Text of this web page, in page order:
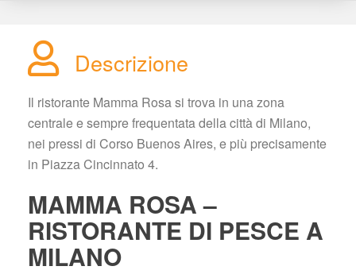
Descrizione
Il ristorante Mamma Rosa si trova in una zona
centrale e sempre frequentata della città di Milano,
nei pressi di Corso Buenos Aires, e più precisamente
in Piazza Cincinnato 4.
MAMMA ROSA –
RISTORANTE DI PESCE A
MILANO